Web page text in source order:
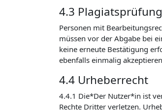
4.3 Plagiatsprüfung
Personen mit
müssen vor der Abgabe bei
keine erneute Bestätigung
ebenfalls einmalig
4.4 Urheberrecht
4.4.1 Die*Der Nutzer*in ist
Rechte Dritter verletzen.